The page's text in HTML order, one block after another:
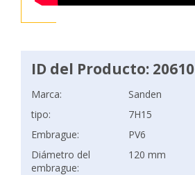
ID del Producto: 20610
Marca:
Sanden
tipo:
7H15
Embrague:
PV6
Diámetro del
embrague:
120 mm